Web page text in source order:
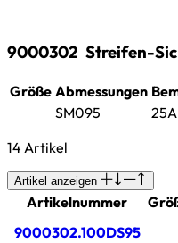
9000302 Streifen-
Größe Abmessungen
SM095
14 Artikel
Artikel anzeigen
Artikelnummer
9000302.100DS95